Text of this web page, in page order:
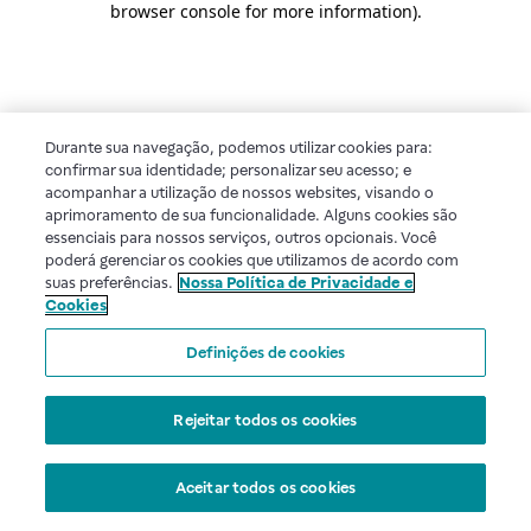
browser console for more information).
Durante sua navegação, podemos utilizar cookies para:
confirmar sua identidade; personalizar seu acesso; e
acompanhar a utilização de nossos websites, visando o
aprimoramento de sua funcionalidade. Alguns cookies são
essenciais para nossos serviços, outros opcionais. Você
poderá gerenciar os cookies que utilizamos de acordo com
suas preferências. Nossa Política de Privacidade e
Cookies
Definições de cookies
Rejeitar todos os cookies
Aceitar todos os cookies